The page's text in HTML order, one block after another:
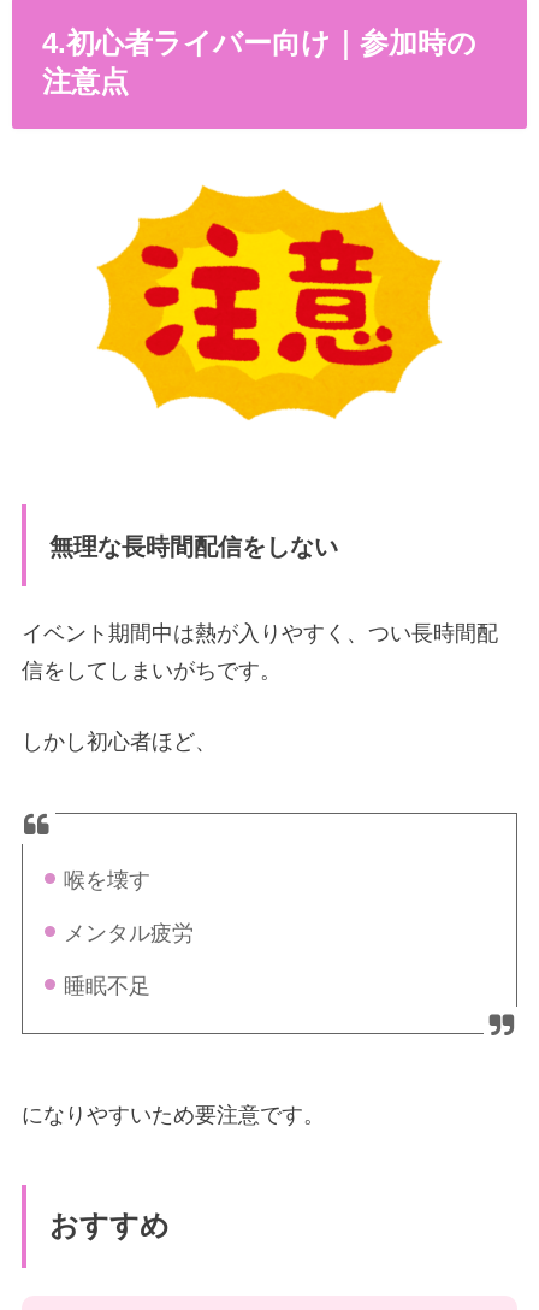
4.初心者ライバー向け｜参加時の
注意点
無理な長時間配信をしない
イベント期間中は熱が入りやすく、つい長時間配
信をしてしまいがちです。
しかし初心者ほど、
喉を壊す
メンタル疲労
睡眠不足
になりやすいため要注意です。
おすすめ